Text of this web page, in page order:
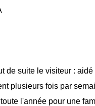
de suite le visiteur :
plusieurs fois par
l'année pour une